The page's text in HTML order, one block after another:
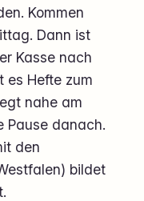
Kommen
Dann ist
Kasse nach
es Hefte zum
nahe am
Pause danach.
den
bildet